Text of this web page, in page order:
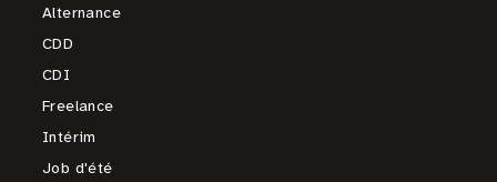
Alternance
CDD
CDI
Freelance
Intérim
Job d'été